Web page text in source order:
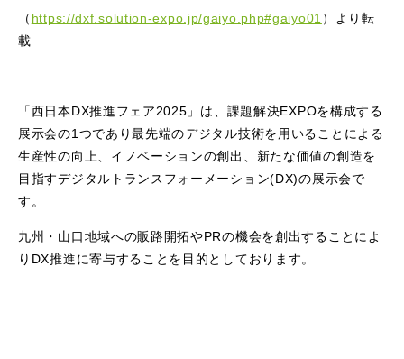
（ https://dxf.solution-expo.jp/gaiyo.php#gaiyo01 ）より転
載
「西日本DX推進フェア2025」は、課題解決EXPOを構成する
展示会の1つであり最先端のデジタル技術を用いることによる
生産性の向上、イノベーションの創出、新たな価値の創造を
目指すデジタルトランスフォーメーション(DX)の展示会で
す。
九州・山口地域への販路開拓やPRの機会を創出することによ
りDX推進に寄与することを目的としております。